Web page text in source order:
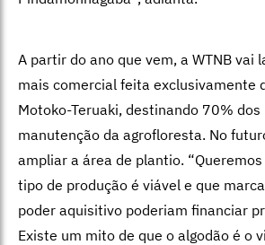
A partir do ano que vem, a WTNB vai
mais comercial feita exclusivamente
Motoko-Teruaki, destinando 70% dos
manutenção da agrofloresta. No
ampliar a área de plantio.
tipo de produção é viável e que
poder aquisitivo poderiam financiar
Existe um mito de que o algodão é o